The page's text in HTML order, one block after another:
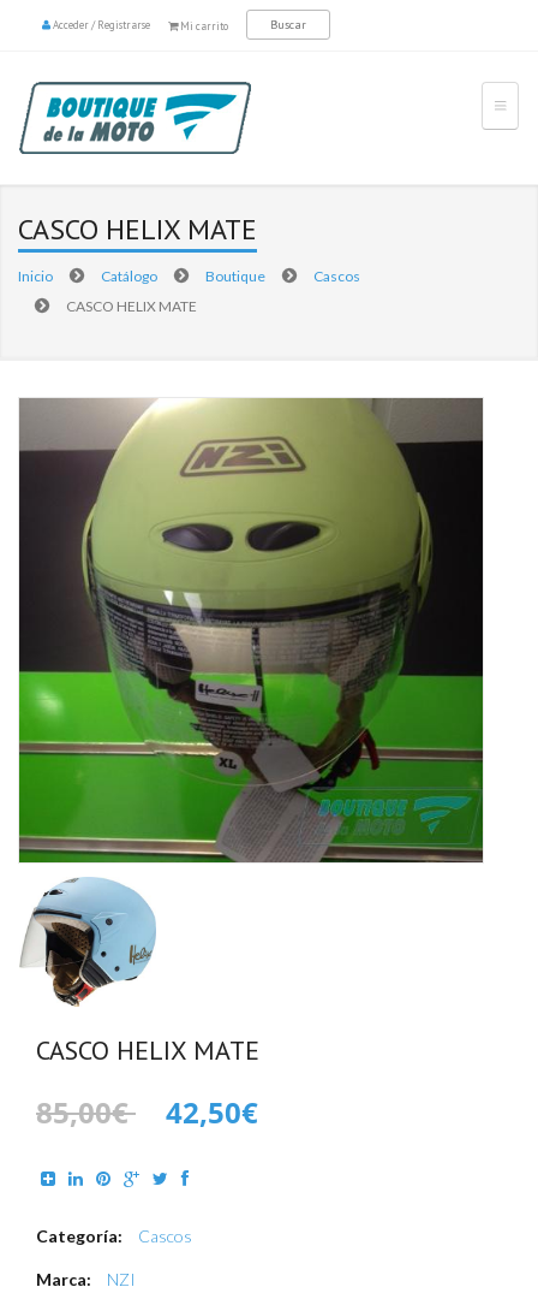
Mi carrito
Acceder/Registrarse
CASCO HELIX MATE
Inicio Catálogo Boutique
Cascos
CASCO HELIX MATE
CASCO HELIX MATE
85,00€ 42,50€
Categoría: Cascos
Marca: NZI